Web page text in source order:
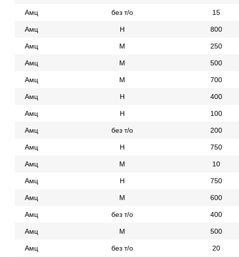
Амц без т/о 15
Амц Н 800
Амц М 250
Амц М 500
Амц М 700
Амц Н 400
Амц Н 100
Амц без т/о 200
Амц Н 750
Амц М 10
Амц Н 750
Амц М 600
Амц без т/о 400
Амц М 500
Амц без т/о 20